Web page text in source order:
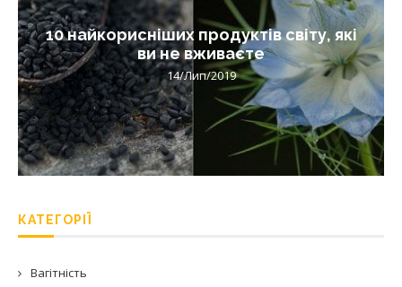
10 найкорисніших продуктів світу, які
ви не вживаєте
14/Лип/2019
КАТЕГОРІЇ
Вагітність